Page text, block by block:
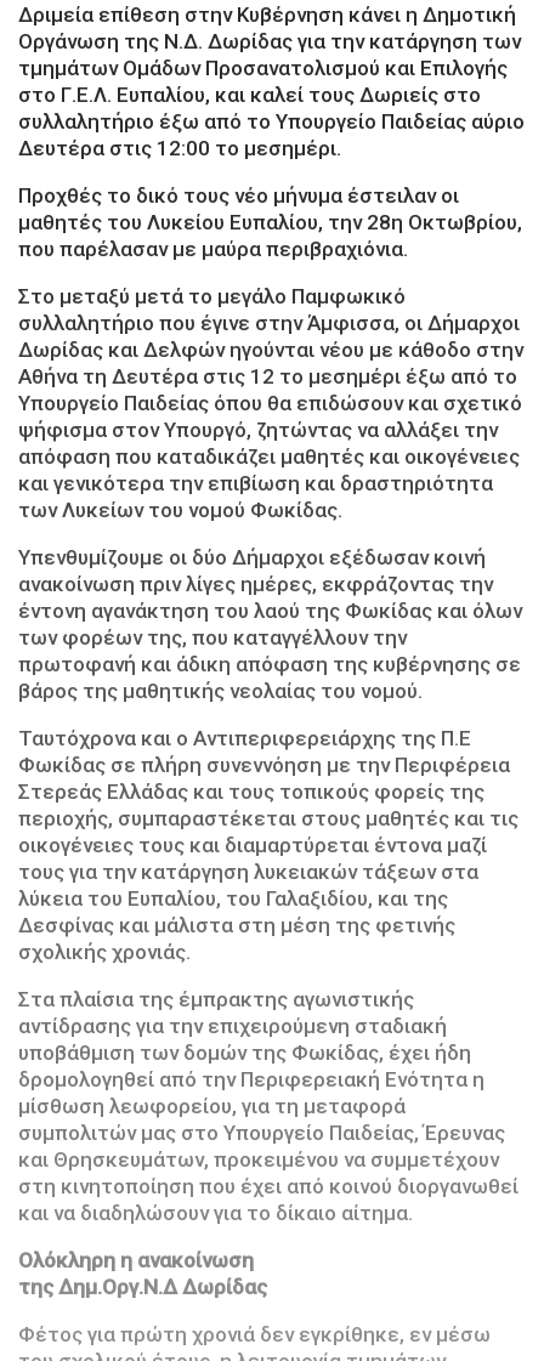
Δριμεία επίθεση στην Κυβέρνηση κάνει η Δημοτική
Οργάνωση της Ν.Δ. Δωρίδας για την κατάργηση των
τμημάτων Ομάδων Προσανατολισμού και Επιλογής
στο Γ.Ε.Λ. Ευπαλίου, και καλεί τους Δωριείς στο
συλλαλητήριο έξω από το Υπουργείο Παιδείας αύριο
Δευτέρα στις 12:00 το μεσημέρι.
Προχθές το δικό τους νέο μήνυμα έστειλαν οι
μαθητές του Λυκείου Ευπαλίου, την 28η Οκτωβρίου,
που παρέλασαν με μαύρα περιβραχιόνια.
Στο μεταξύ μετά το μεγάλο Παμφωκικό
συλλαλητήριο που έγινε στην Άμφισσα, οι Δήμαρχοι
Δωρίδας και Δελφών ηγούνται νέου με κάθοδο στην
Αθήνα τη Δευτέρα στις 12 το μεσημέρι έξω από το
Υπουργείο Παιδείας όπου θα επιδώσουν και σχετικό
ψήφισμα στον Υπουργό, ζητώντας να αλλάξει την
απόφαση που καταδικάζει μαθητές και οικογένειες
και γενικότερα την επιβίωση και δραστηριότητα
των Λυκείων του νομού Φωκίδας.
Υπενθυμίζουμε οι δύο Δήμαρχοι εξέδωσαν κοινή
ανακοίνωση πριν λίγες ημέρες, εκφράζοντας την
έντονη αγανάκτηση του λαού της Φωκίδας και όλων
των φορέων της, που καταγγέλλουν την
πρωτοφανή και άδικη απόφαση της κυβέρνησης σε
βάρος της μαθητικής νεολαίας του νομού.
Ταυτόχρονα και ο Αντιπεριφερειάρχης της Π.Ε
Φωκίδας σε πλήρη συνεννόηση με την Περιφέρεια
Στερεάς Ελλάδας και τους τοπικούς φορείς της
περιοχής, συμπαραστέκεται στους μαθητές και τις
οικογένειες τους και διαμαρτύρεται έντονα μαζί
τους για την κατάργηση λυκειακών τάξεων στα
λύκεια του Ευπαλίου, του Γαλαξιδίου, και της
Δεσφίνας και μάλιστα στη μέση της φετινής
σχολικής χρονιάς.
Στα πλαίσια της έμπρακτης αγωνιστικής
αντίδρασης για την επιχειρούμενη σταδιακή
υποβάθμιση των δομών της Φωκίδας, έχει ήδη
δρομολογηθεί από την Περιφερειακή Ενότητα η
μίσθωση λεωφορείου, για τη μεταφορά
συμπολιτών μας στο Υπουργείο Παιδείας, Έρευνας
και Θρησκευμάτων, προκειμένου να συμμετέχουν
στη κινητοποίηση που έχει από κοινού διοργανωθεί
και να διαδηλώσουν για το δίκαιο αίτημα.
Ολόκληρη η ανακοίνωση
της Δημ.Οργ.Ν.Δ Δωρίδας
Φέτος για πρώτη χρονιά δεν εγκρίθηκε, εν μέσω